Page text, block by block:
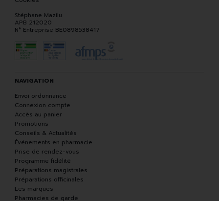
Stéphane Mazilu
APB 212020
N° Entreprise BE0898538417
NAVIGATION
Envoi ordonnance
Connexion compte
Accès au panier
Promotions
Conseils & Actualités
Événements en pharmacie
Prise de rendez-vous
Programme fidélité
Préparations magistrales
Préparations officinales
Les marques
Pharmacies de garde